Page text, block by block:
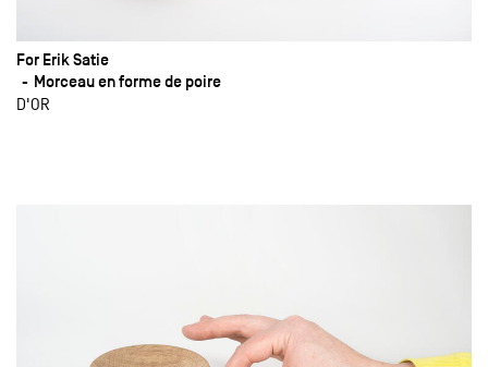
For Erik Satie
Morceau en forme de poire
D'OR